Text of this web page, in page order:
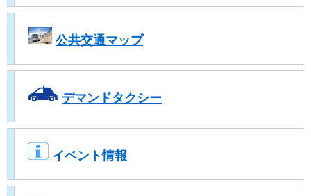
公共交通マップ
デマンドタクシー
イベント情報